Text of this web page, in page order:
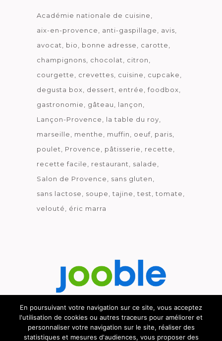
Académie nationale de cuisine
aix-en-provence
anti-gaspillage
avis
avocat
bio bonne adresse
carotte
champignons
chocolat
citron
courgette
crevettes cuisine
cupcake
degusta box
dessert entrée
foodbox
gastronomie
gâteau
lançon
Lançon-Provence
la table du roy
marseille
menthe muffin oeuf paris
poulet
Provence pâtisserie
recette
recette facile
restaurant
salade
Salon de Provence
sans gluten
sans lactose
soupe tajine test tomate
velouté
éric marra
Découvrez le métier de la cuisine.
En poursuivant votre navigation sur ce site, vous acceptez
l'utilisation de cookies ou autres traceurs pour améliorer et
personnaliser votre navigation sur le site, réaliser des
statistiques et mesures d'audiences, vous proposer des